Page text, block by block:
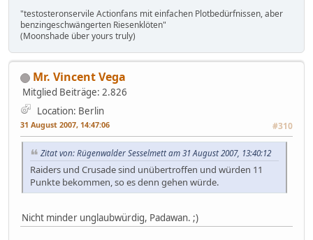
"testosteronservile Actionfans mit einfachen Plotbedürfnissen, aber
benzingeschwängerten Riesenklöten"
(Moonshade über yours truly)
Mr. Vincent Vega
Mitglied Beiträge: 2.826
Location: Berlin
31 August 2007, 14:47:06 #310
Zitat von: Rügenwalder Sesselmett am 31 August 2007, 13:40:12
Raiders und Crusade sind unübertroffen und würden 11
Punkte bekommen, so es denn gehen würde.
Nicht minder unglaubwürdig, Padawan. ;)